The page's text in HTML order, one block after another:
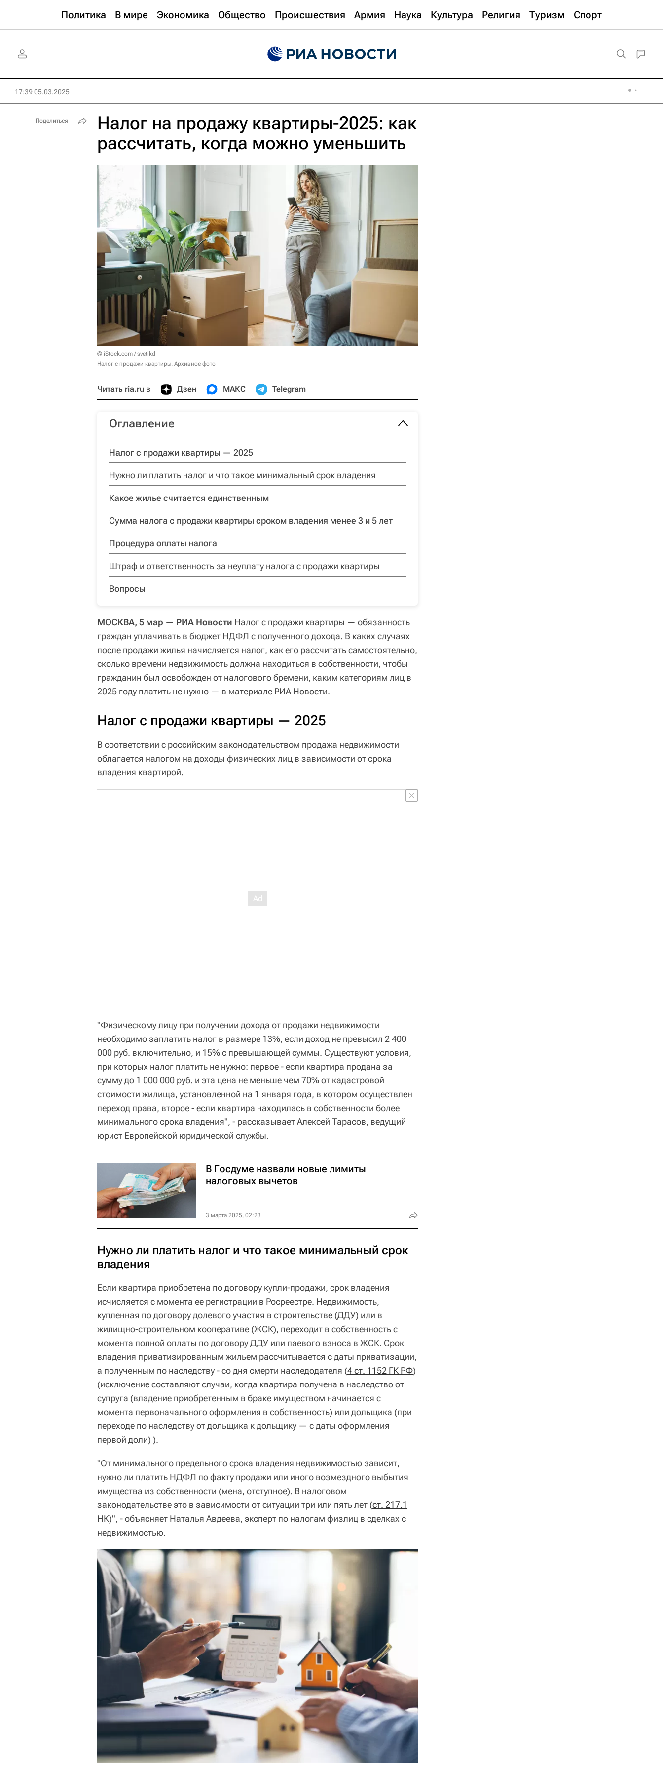
Политика В мире Экономика Общество Происшествия Армия Наука Культура Религия Туризм Спорт
17:39 05.03.2025
Налог на продажу квартиры-2025: как
рассчитать, когда можно уменьшить
© iStock.com / svetikd
Налог с продажи квартиры. Архивное фото
Читать ria.ru в Дзен МАКС Telegram
Оглавление
Налог с продажи квартиры — 2025
Нужно ли платить налог и что такое минимальный срок владения
Какое жилье считается единственным
Сумма налога с продажи квартиры сроком владения менее 3 и 5 лет
Процедура оплаты налога
Штраф и ответственность за неуплату налога с продажи квартиры
Вопросы
МОСКВА, 5 мар — РИА Новости Налог с продажи квартиры — обязанность
граждан уплачивать в бюджет НДФЛ с полученного дохода. В каких случаях
после продажи жилья начисляется налог, как его рассчитать самостоятельно,
сколько времени недвижимость должна находиться в собственности, чтобы
гражданин был освобожден от налогового бремени, каким категориям лиц в
2025 году платить не нужно — в материале РИА Новости.
Налог с продажи квартиры — 2025
В соответствии с российским законодательством продажа недвижимости
облагается налогом на доходы физических лиц в зависимости от срока
владения квартирой.
"Физическому лицу при получении дохода от продажи недвижимости
необходимо заплатить налог в размере 13%, если доход не превысил 2 400
000 руб. включительно, и 15% с превышающей суммы. Существуют условия,
при которых налог платить не нужно: первое - если квартира продана за
сумму до 1 000 000 руб. и эта цена не меньше чем 70% от кадастровой
стоимости жилища, установленной на 1 января года, в котором осуществлен
переход права, второе - если квартира находилась в собственности более
минимального срока владения", - рассказывает Алексей Тарасов, ведущий
юрист Европейской юридической службы.
В Госдуме назвали новые лимиты
налоговых вычетов
3 марта 2025, 02:23
Нужно ли платить налог и что такое минимальный срок
владения
Если квартира приобретена по договору купли-продажи, срок владения
исчисляется с момента ее регистрации в Росреестре. Недвижимость,
купленная по договору долевого участия в строительстве (ДДУ) или в
жилищно-строительном кооперативе (ЖСК), переходит в собственность с
момента полной оплаты по договору ДДУ или паевого взноса в ЖСК. Срок
владения приватизированным жильем рассчитывается с даты приватизации,
а полученным по наследству - со дня смерти наследодателя (4 ст. 1152 ГК РФ)
(исключение составляют случаи, когда квартира получена в наследство от
супруга (владение приобретенным в браке имуществом начинается с
момента первоначального оформления в собственность) или дольщика (при
переходе по наследству от дольщика к дольщику — с даты оформления
первой доли) ).
"От минимального предельного срока владения недвижимостью зависит,
нужно ли платить НДФЛ по факту продажи или иного возмездного выбытия
имущества из собственности (мена, отступное). В налоговом
законодательстве это в зависимости от ситуации три или пять лет (ст. 217.1
НК)", - объясняет Наталья Авдеева, эксперт по налогам физлиц в сделках с
недвижимостью.
Поделиться